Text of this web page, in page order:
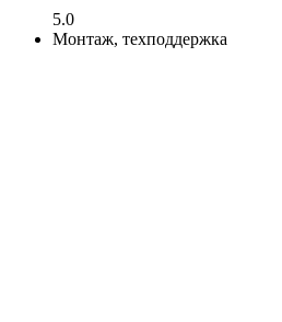
5.0
Монтаж, техподдержка